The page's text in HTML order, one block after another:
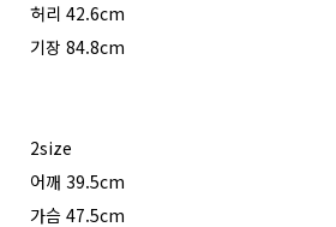
허리 42.6cm
기장 84.8cm
2size
어깨 39.5cm
가슴 47.5cm